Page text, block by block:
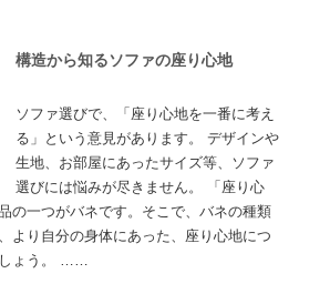
構造から知るソファの座り心地
ソファ選びで、「座り心地を一番に考え
る」という意見があります。 デザインや
生地、お部屋にあったサイズ等、ソファ
選びには悩みが尽きません。 「座り心
の一つがバネです。そこで、バネの種類
より自分の身体にあった、座り心地につ
しょう。 ……